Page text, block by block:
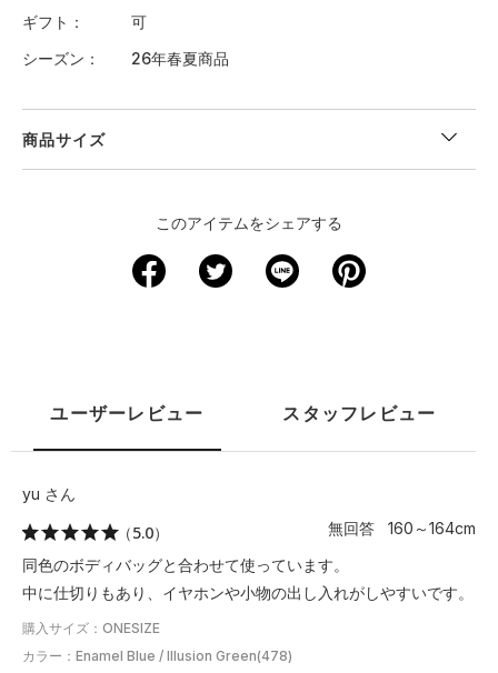
ギフト
可
シーズン
26年春夏商品
商品サイズ
このアイテムをシェアする
ユーザーレビュー スタッフレビュー
yu さん
（5.0）
無回答 160～164cm
同色のボディバッグと合わせて使っています。
中に仕切りもあり、イヤホンや小物の出し入れがしやすいです。
購入サイズ：ONESIZE
カラー：Enamel Blue / Illusion Green(478)